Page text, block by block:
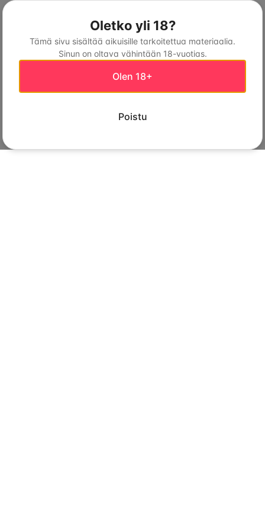
Oletko yli 18?
Tämä sivu sisältää aikuisille tarkoitettua materiaalia.
Sinun on oltava vähintään 18-vuotias.
Olen 18+
Poistu